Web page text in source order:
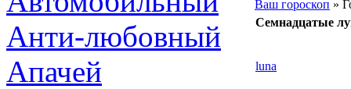
Анти-любовный
Апачей
Ваш гороскоп »
Семнадцатые
luna